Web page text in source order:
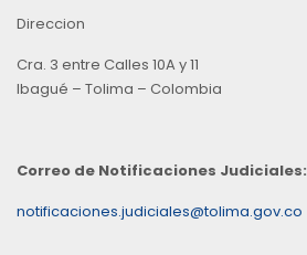
Direccion
Cra. 3 entre Calles 10A y 11
Ibagué – Tolima – Colombia
Correo de Notificaciones Judiciales:
notificaciones.judiciales@tolima.gov.co